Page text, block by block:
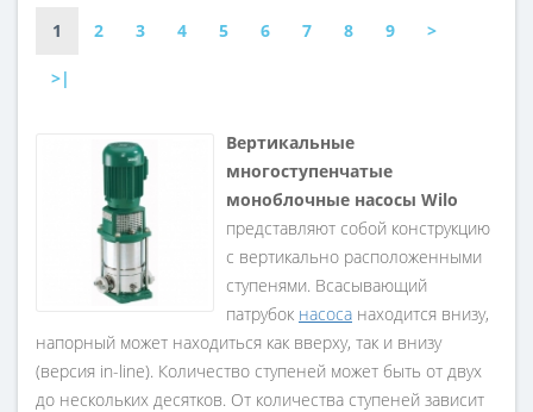
1 2 3 4 5 6 7 8 9 >
>|
Вертикальные
многоступенчатые
моноблочные насосы Wilo
представляют собой конструкцию
с вертикально расположенными
ступенями. Всасывающий
патрубок насоса находится внизу,
напорный может находиться как вверху, так и внизу
(версия in-line). Количество ступеней может быть от двух
до нескольких десятков. От количества ступеней зависит